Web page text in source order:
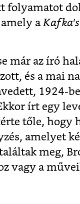
folyamatot
a
már az író
és a mai
1924-
írt egy
tőle, hogy
amelyet
meg,
vagy a